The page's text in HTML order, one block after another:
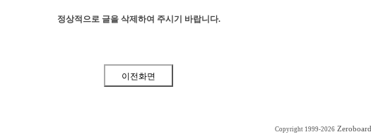
정상적으로 글을 삭제하여 주시기 바랍니다.
Copyright 1999-2026 Zeroboard